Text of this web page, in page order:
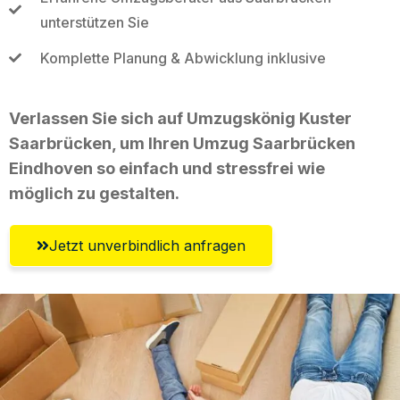
unterstützen Sie
Komplette Planung & Abwicklung inklusive
Verlassen Sie sich auf Umzugskönig Kuster
Saarbrücken, um Ihren Umzug Saarbrücken
Eindhoven so einfach und stressfrei wie
möglich zu gestalten.
Jetzt unverbindlich anfragen